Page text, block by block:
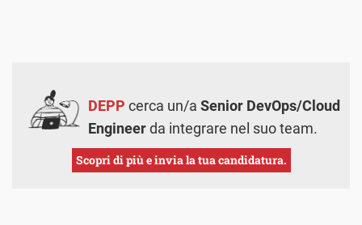
DEPP cerca un/a Senior DevOps/Cloud
Engineerda integrare nel suo team.
Scopri di più e invia la tua candidatura.